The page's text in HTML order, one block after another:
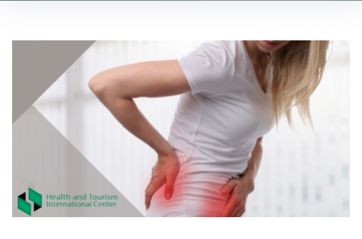
სასარგებლო
რჩევები